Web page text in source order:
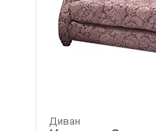
Диван